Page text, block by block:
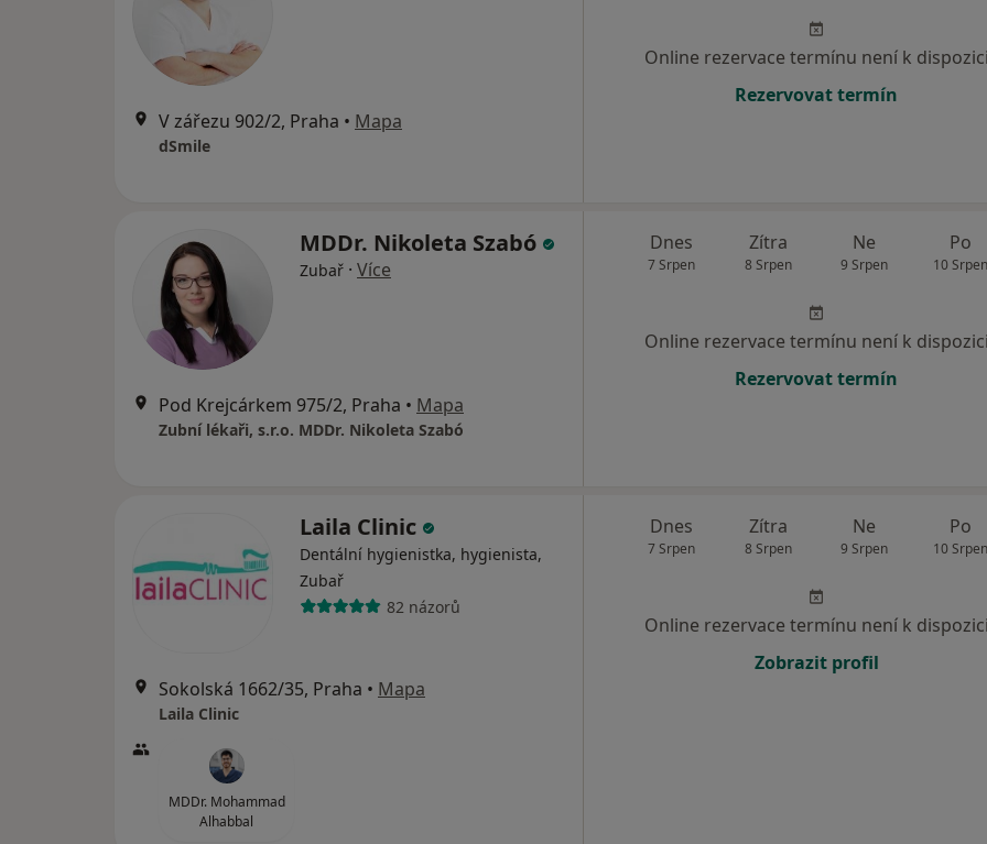
V zářezu 902/2, Praha • Mapa
dSmile
Online rezervace termínu není k dispozici
Rezervovat termín
MDDr. Nikoleta Szabó
Zubař · Více
Pod Krejcárkem 975/2, Praha • Mapa
Zubní lékaři, s.r.o. MDDr. Nikoleta Szabó
Dnes
7 Srpen
Zítra
8 Srpen
Ne
9 Srpen
Po
10 Srpen
Online rezervace termínu není k dispozici
Rezervovat termín
Laila Clinic
Dentální hygienistka, hygienista,
Zubař
82 názorů
Sokolská 1662/35, Praha • Mapa
Laila Clinic
MDDr. Mohammad
Alhabbal
Dnes
7 Srpen
Zítra
8 Srpen
Ne
9 Srpen
Po
10 Srpen
Online rezervace termínu není k dispozici
Zobrazit profil